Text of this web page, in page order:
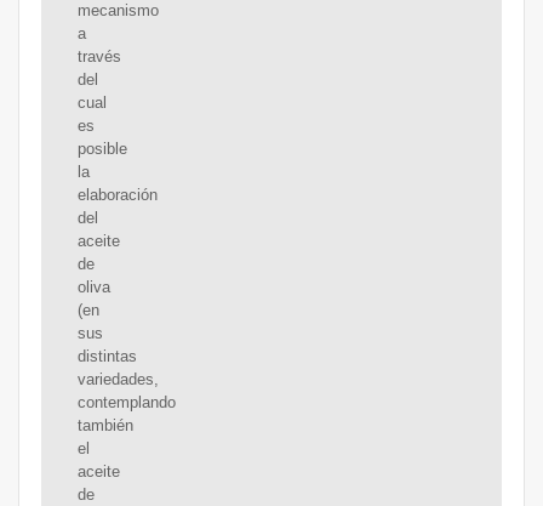
mecanismo
a
través
del
cual
es
posible
la
elaboración
del
aceite
de
oliva
(en
sus
distintas
variedades,
contemplando
también
el
aceite
de